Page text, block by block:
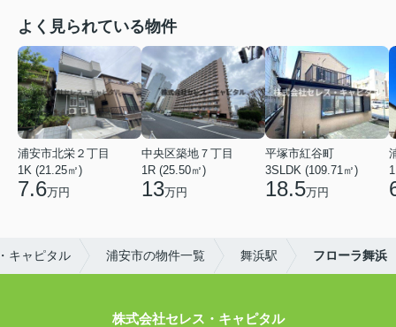
よく見られている物件
浦安市北栄２丁目
1K (21.25㎡)
7.6万円
中央区築地７丁目
1R (25.50㎡)
13万円
平塚市紅谷町
3SLDK (109.71㎡)
18.5万円
キャピタル 浦安市の物件一覧 舞浜駅 フローラ舞浜
株式会社セレス・キャピタル